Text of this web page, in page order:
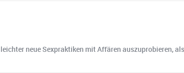
neue Sexpraktiken mit Affären auszuprobieren,